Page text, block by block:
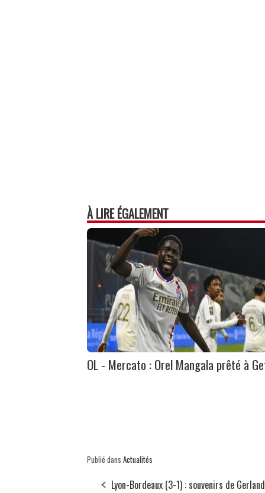
À LIRE ÉGALEMENT
OL - Mercato : Orel Mangala prêté à
Publié dans Actualités
Lyon-Bordeaux (3-1) : souvenirs de